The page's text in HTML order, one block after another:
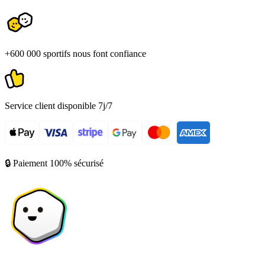
+600 000 sportifs nous font confiance
Service client disponible 7j/7
🔒 Paiement 100% sécurisé